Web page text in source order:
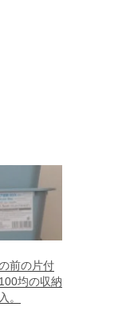
前の片付
均の収納
。